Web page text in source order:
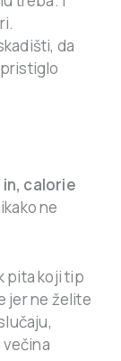
da
calorie
ne
pita koji tip
jer ne želite